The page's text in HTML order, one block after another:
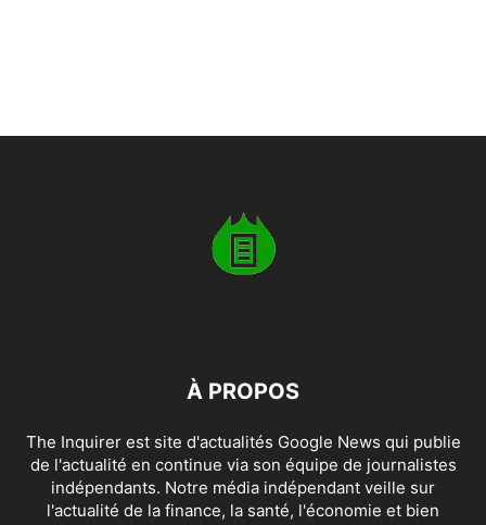
À PROPOS
The Inquirer est site d'actualités Google News qui publie
de l'actualité en continue via son équipe de journalistes
indépendants. Notre média indépendant veille sur
l'actualité de la finance, la santé, l'économie et bien